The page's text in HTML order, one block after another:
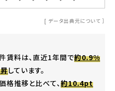
[ データ出典元について ］
賃料は、直近1年間で約0.9%
しています。
推移と比べて、約10.4pt